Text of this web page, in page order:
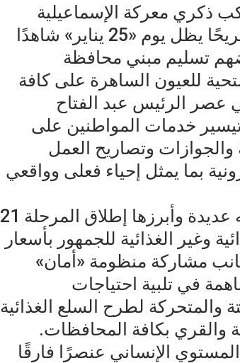
الـ 70 الذي يواكب ذكري معركة الإسماعيلية
1952، التي راح ضحيتها 50 شهيدًا و80 جريحًا يظل يوم «25 يناير» شاهدًا
تسليم مبني محافظة
للعيون الساهرة على كافة
الرئيس عبد الفتاح
خدمات المواطنين على
وتصاريح العمل
بما يمثل إحياء فعلى وواقعي
الأمثلة على ترابط الشعب برجال شرطته عديدة وأبرزها إطلاق المرحلة 21
وغير الغذائية للجمهور بأسعار
مشاركة منظومة «أمان»
في تلبية احتياجات
والمتحركة لطرح السلع الغذائية
والقري بكافة المحافظات.
الإنساني عنصرًا فارقًا